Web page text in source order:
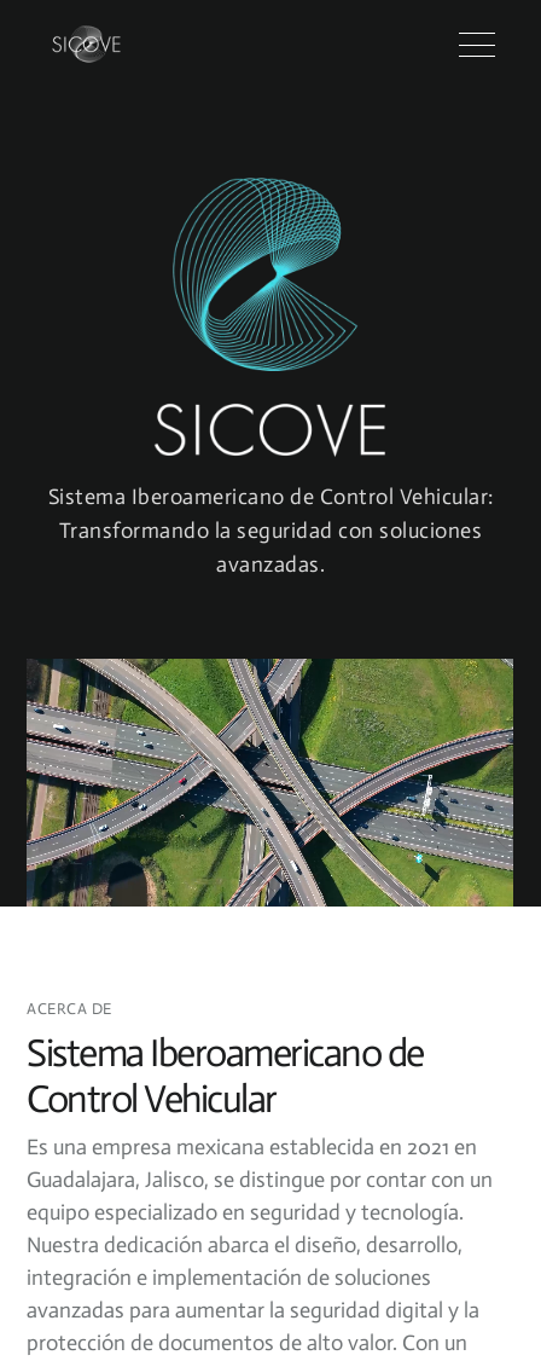
Sistema Iberoamericano de Control Vehicular:
Transformando la seguridad con soluciones
avanzadas.
ACERCA DE
Sistema Iberoamericano de
Control Vehicular
Es una empresa mexicana establecida en 2021 en
Guadalajara, Jalisco, se distingue por contar con un
equipo especializado en seguridad y tecnología.
Nuestra dedicación abarca el diseño, desarrollo,
integración e implementación de soluciones
avanzadas para aumentar la seguridad digital y la
protección de documentos de alto valor. Con un